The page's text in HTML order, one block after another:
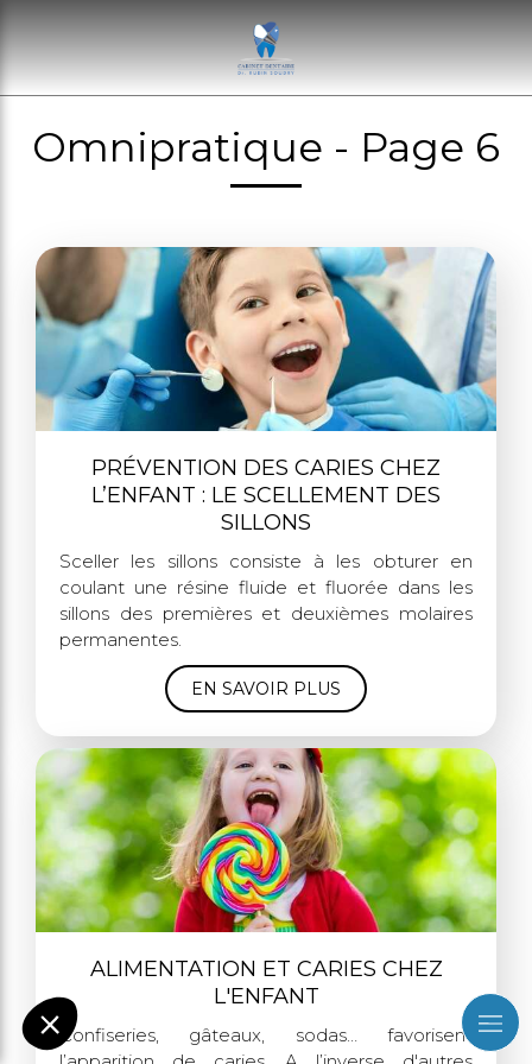
Omnipratique - Page 6
PRÉVENTION DES CARIES CHEZ
L’ENFANT : LE SCELLEMENT DES
SILLONS
Sceller les sillons consiste à les obturer en
coulant une résine fluide et fluorée dans les
sillons des premières et deuxièmes molaires
permanentes.
EN SAVOIR PLUS
ALIMENTATION ET CARIES CHEZ
L'ENFANT
Confiseries, gâteaux, sodas… favorisent